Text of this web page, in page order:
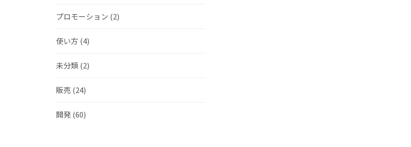
プロモーション (2)
使い方 (4)
未分類 (2)
販売 (24)
開発(60)